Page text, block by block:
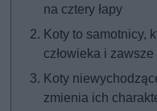
na cztery łapy
Koty to samotnicy,
człowieka i
Koty
zmienia ich